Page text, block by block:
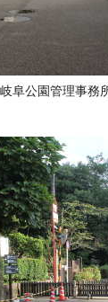
阜公園管理事務